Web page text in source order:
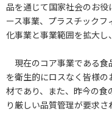
品を通じて国家社会のお役
ース事業、プラスチック
化事業と事業範囲を拡大し
現在のコア事業である食
を衛生的にロスなく皆様
材であり、また、昨今の食
り厳しい品質管理が要求さ